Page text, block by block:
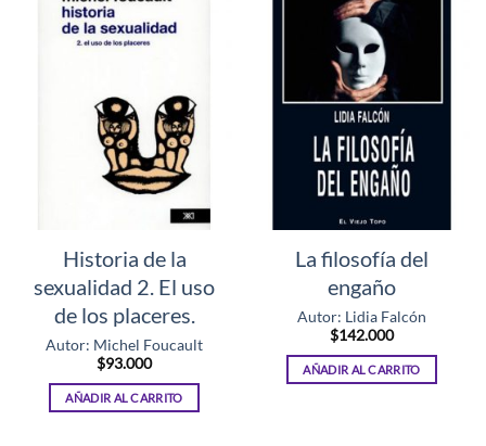
Historia de la
sexualidad 2. El uso
de los placeres.
Autor: Michel Foucault
$93.000
AÑADIR AL CARRITO
La filosofía del
engaño
Autor: Lidia Falcón
$142.000
AÑADIR AL CARRITO